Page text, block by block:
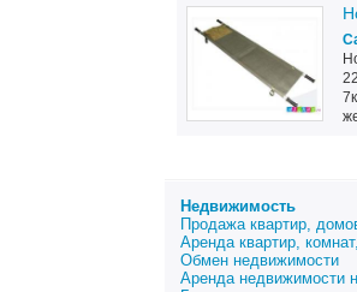
Недвижимость
Продажа квартир,
Аренда квартир,
Обмен недвижимости
Аренда недвижимости